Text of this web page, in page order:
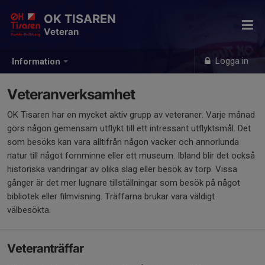
Information Logga in
OK TISAREN
Veteran
Veteranverksamhet
OK Tisaren har en mycket aktiv grupp av veteraner. Varje månad
görs någon gemensam utflykt till ett intressant utflyktsmål. Det
som besöks kan vara alltifrån någon vacker och annorlunda
natur till något fornminne eller ett museum. Ibland blir det också
historiska vandringar av olika slag eller besök av torp. Vissa
gånger är det mer lugnare tillställningar som besök på något
bibliotek eller filmvisning. Träffarna brukar vara väldigt
välbesökta.
Veteranträffar